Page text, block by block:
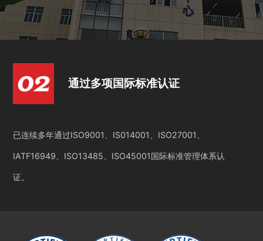
通过多项国际标准认证
已连续多年通过ISO9001、IS014001、ISO27001、
IATF16949、ISO13485、ISO45001国际标准管理体系认
证。